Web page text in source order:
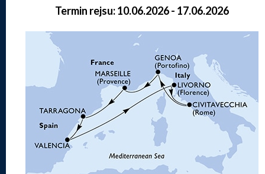
Termin rejsu: 10.06.2026 - 17.06.2026